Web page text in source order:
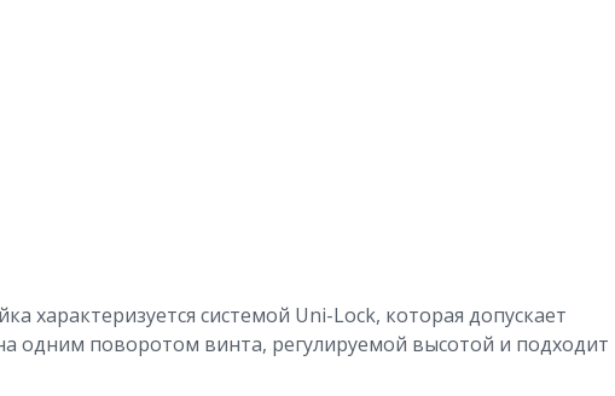
характеризуется системой Uni-Lock, которая допускает
одним поворотом винта, регулируемой высотой и подходит